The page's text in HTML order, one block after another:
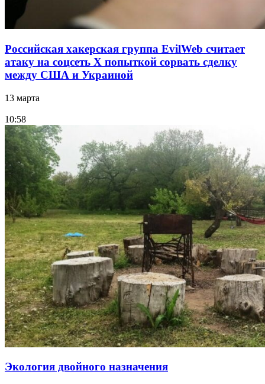
Российская хакерская группа EvilWeb считает
атаку на соцсеть Х попыткой сорвать сделку
между США и Украиной
13 марта
10:58
Экология двойного назначения